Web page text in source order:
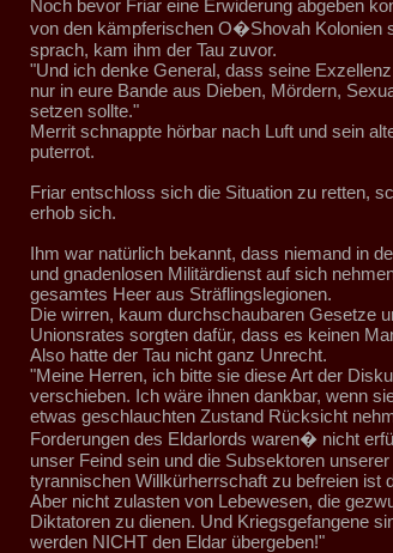
Noch bevor Friar eine Erwiderung abgeben
von den kämpferischen O�Shovah Kolonien
sprach, kam ihm der Tau zuvor.
"Und ich denke General, dass seine
nur in eure Bande aus Dieben, Mördern,
setzen sollte."
Merrit schnappte hörbar nach Luft und sein
puterrot.
Friar entschloss sich die Situation zu retten,
erhob sich.
Ihm war natürlich bekannt, dass niemand in
und gnadenlosen Militärdienst auf sich
gesamtes Heer aus Sträflingslegionen.
Die wirren, kaum durchschaubaren Gesetze
Unionsrates sorgten dafür, dass es keinen
Also hatte der Tau nicht ganz Unrecht.
"Meine Herren, ich bitte sie diese Art der
verschieben. Ich wäre ihnen dankbar, wenn
etwas geschlauchten Zustand Rücksicht
Forderungen des Eldarlords waren� nicht
unser Feind sein und die Subsektoren
tyrannischen Willkürherrschaft zu befreien ist
Aber nicht zulasten von Lebewesen, die
Diktatoren zu dienen. Und Kriegsgefangene
werden NICHT den Eldar übergeben!"